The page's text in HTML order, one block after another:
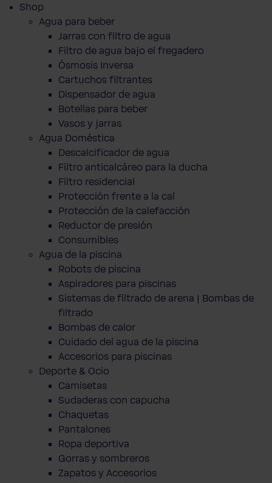
Shop
Agua para beber
Jarras con filtro de agua
Filtro de agua bajo el fregadero
Ósmosis Inversa
Cartuchos filtrantes
Dispensador de agua
Botellas para beber
Vasos y jarras
Agua Doméstica
Descalcificador de agua
Filtro anticalcáreo para la ducha
Filtro residencial
Protección frente a la cal
Protección de la calefacción
Reductor de presión
Consumibles
Agua de la piscina
Robots de piscina
Aspiradores para piscinas
Sistemas de filtrado de arena | Bombas de
filtrado
Bombas de calor
Cuidado del agua de la piscina
Accesorios para piscinas
Deporte & Ocio
Camisetas
Sudaderas con capucha
Chaquetas
Pantalones
Ropa deportiva
Gorras y sombreros
Zapatos y Accesorios